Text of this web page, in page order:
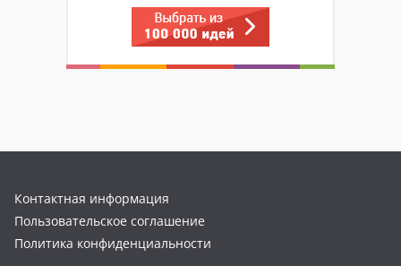
Контактная информация
Пользовательское соглашение
Политика конфиденциальности